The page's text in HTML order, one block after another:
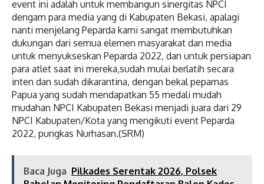
event ini adalah untuk membangun sinergitas NPCI
dengam para media yang di Kabupaten Bekasi, apalagi
nanti menjelang Peparda kami sangat membutuhkan
dukungan dari semua elemen masyarakat dan media
untuk menyukseskan Peparda 2022, dan untuk persiapan
para atlet saat ini mereka,sudah mulai berlatih secara
inten dan sudah dikarantina, dengan bekal peparnas
Papua yang sudah mendapatkan 55 medali mudah
mudahan NPCI Kabupaten Bekasi menjadi juara dari 29
NPCI Kabupaten/Kota yang mengikuti event Peparda
2022, pungkas Nurhasan.(SRM)
Baca Juga Pilkades Serentak 2026, Polsek